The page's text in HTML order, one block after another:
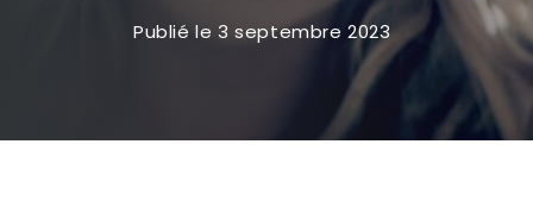
Publié le 3 septembre 2023